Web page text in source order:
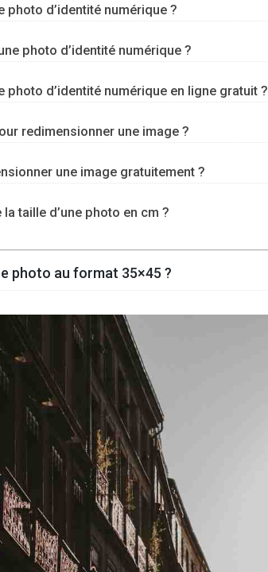
photo d’identité numérique ?
photo d’identité numérique ?
photo d’identité numérique en ligne gratuit ?
redimensionner une image ?
une image gratuitement ?
taille d’une photo en cm ?
photo au format 35×45 ?